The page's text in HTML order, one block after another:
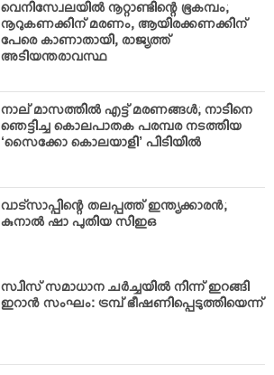
വെനിസ്വേലയില്‍ നൂറ്റാണ്ടിന്റെ ഭൂകമ്പം;
നൂറുകണക്കിന് മരണം, ആയിരക്കണക്കിന്
പേരെ കാണാതായി, രാജ്യത്ത്
അടിയന്തരാവസ്ഥ
നാല് മാസത്തില്‍ എട്ട് മരണങ്ങള്‍; നാടിനെ
ഞെട്ടിച്ച കൊലപാതക പരമ്പര നടത്തിയ
‘സൈക്കോ കൊലയാളി’ പിടിയില്‍
വാട്‌സാപ്പിന്റെ തലപ്പത്ത് ഇന്ത്യക്കാരന്‍;
കുനാല്‍ ഷാ പുതിയ സിഇഒ
സ്വിസ് സമാധാന ചര്‍ച്ചയില്‍ നിന്ന് ഇറങ്ങി
ഇറാന്‍ സംഘം: ട്രമ്പ് ഭീഷണിപ്പെടുത്തിയെന്ന്